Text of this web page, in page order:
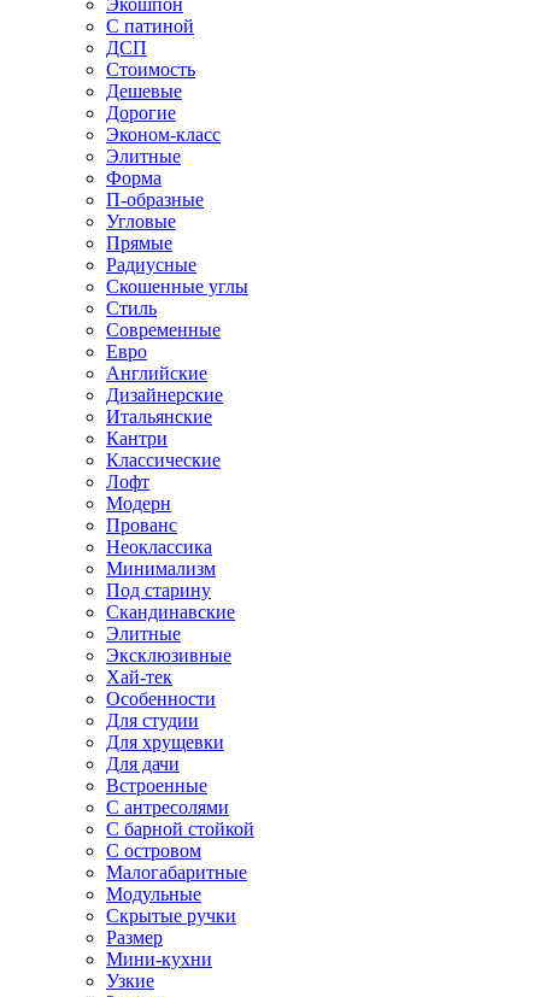
Экошпон
С патиной
ДСП
Стоимость
Дешевые
Дорогие
Эконом-класс
Элитные
Форма
П-образные
Угловые
Прямые
Радиусные
Скошенные углы
Стиль
Современные
Евро
Английские
Дизайнерские
Итальянские
Кантри
Классические
Лофт
Модерн
Прованс
Неоклассика
Минимализм
Под старину
Скандинавские
Элитные
Эксклюзивные
Хай-тек
Особенности
Для студии
Для хрущевки
Для дачи
Встроенные
С антресолями
С барной стойкой
С островом
Малогабаритные
Модульные
Скрытые ручки
Размер
Мини-кухни
Узкие